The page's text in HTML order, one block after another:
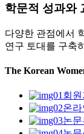
학문적 성과와
다양한 관점에서
연구 토대를 구축
The Korean
회원
온
논